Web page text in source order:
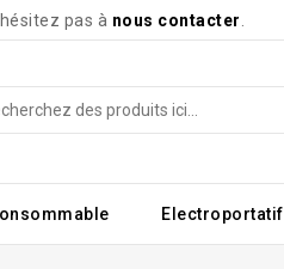
pas à nous contacter
Electroportatif